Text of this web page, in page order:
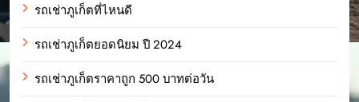
รถเช่าภูเก็ตที่ไหนดี
รถเช่าภูเก็ตยอดนิยม ปี 2024
รถเช่าภูเก็ตราคาถูก 500 บาทต่อวัน